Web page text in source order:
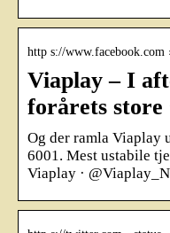
http s://www.facebook.com
Viaplay – I
forårets
Og der ramla Viaplay
6001. Mest ustabile
Viaplay ·